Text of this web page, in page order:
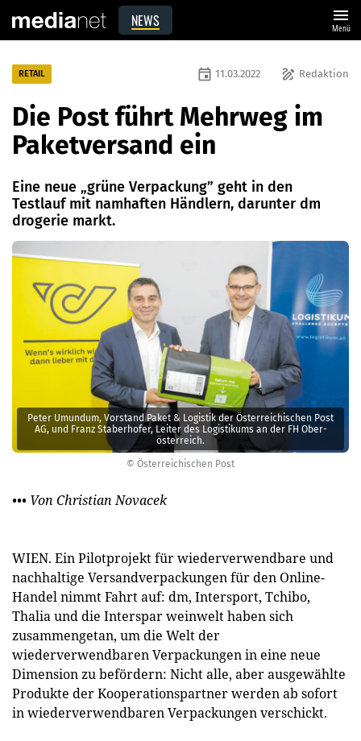
NEWS menu
Menü
© Österreichischen Post
Peter ­Umundum, Vorstand Paket & Logistik der Österreichischen Post
AG, und Franz Staberhofer, Leiter des Logistikums an der FH Ober­
österreich.
RETAIL draw Redaktion
event 11.03.2022
Die Post führt Mehrweg im
Paketversand ein
Eine neue „grüne Verpackung” geht in den
Testlauf mit namhaften Händlern, darunter dm
drogerie markt.
••• Von Christian Novacek
WIEN. Ein Pilotprojekt für wiederverwendbare und
nachhaltige Versandverpackungen für den Online-
Handel nimmt Fahrt auf: dm, Intersport, Tchibo,
Thalia und die Interspar weinwelt haben sich
zusammengetan, um die Welt der
wiederverwendbaren Verpackungen in eine neue
Dimension zu befördern: Nicht alle, aber ausgewählte
Produkte der Kooperationspartner werden ab sofort
in wiederverwendbaren Verpackungen verschickt.